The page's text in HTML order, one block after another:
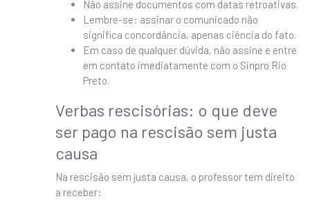
Não assine documentos com datas retroativas.
Lembre-se: assinar o comunicado não
significa concordância, apenas ciência do fato.
Em caso de qualquer dúvida, não assine e entre
em contato imediatamente com o Sinpro Rio
Preto.
Verbas rescisórias: o que deve
ser pago na rescisão sem justa
causa
Na rescisão sem justa causa, o professor tem direito
a receber: